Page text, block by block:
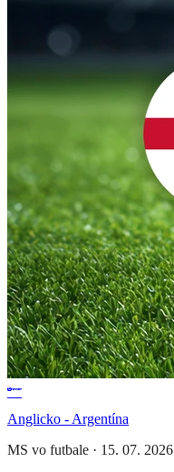
Anglicko - Argentína
MS vo futbale · 15. 07. 2026